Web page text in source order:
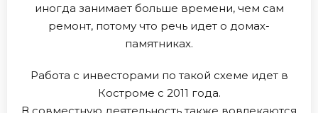
иногда занимает больше времени, чем сам
ремонт, потому что речь идет о домах-
памятниках.
Работа с инвесторами по такой схеме идет в
Костроме с 2011 года.